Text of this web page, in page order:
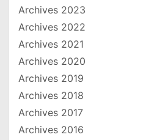
Archives 2023
Archives 2022
Archives 2021
Archives 2020
Archives 2019
Archives 2018
Archives 2017
Archives 2016